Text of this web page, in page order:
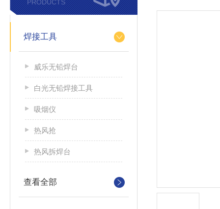
PRODUCTS
焊接工具
威乐无铅焊台
白光无铅焊接工具
吸烟仪
热风抢
热风拆焊台
查看全部